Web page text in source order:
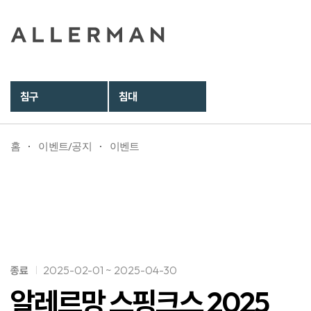
침구 침대
홈 이벤트/공지 이벤트
종료 2025-02-01 ~ 2025-04-30
알레르망 스핑크스 2025